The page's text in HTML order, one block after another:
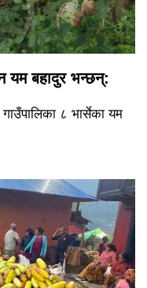
यम बहादुर भन्छन्:
८ भार्सेका यम